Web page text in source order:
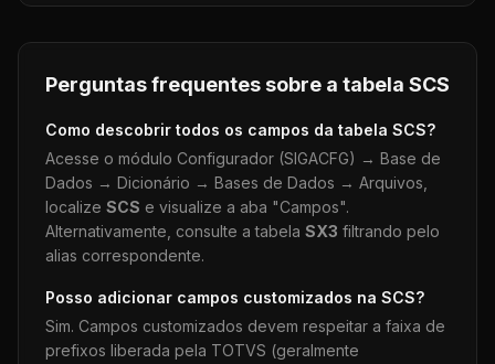
Perguntas frequentes sobre a tabela SCS
Como descobrir todos os campos da tabela SCS?
Acesse o módulo Configurador (SIGACFG) → Base de
Dados → Dicionário → Bases de Dados → Arquivos,
localize SCS e visualize a aba "Campos".
Alternativamente, consulte a tabela SX3 filtrando pelo
alias correspondente.
Posso adicionar campos customizados na SCS?
Sim. Campos customizados devem respeitar a faixa de
prefixos liberada pela TOTVS (geralmente